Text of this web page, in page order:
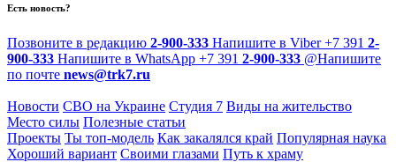
Есть новость?
Позвоните в редакцию 2-900-333 Напишите в Viber +7 391 2-
900-333 Напишите в WhatsApp +7 391 2-900-333 @Напишите
по почте news@trk7.ru
Новости СВО на Украине Студия 7 Виды на жительство
Место силы Полезные статьи
Проекты Ты топ-модель Как закалялся край Популярная наука
Хороший вариант Своими глазами Путь к храму